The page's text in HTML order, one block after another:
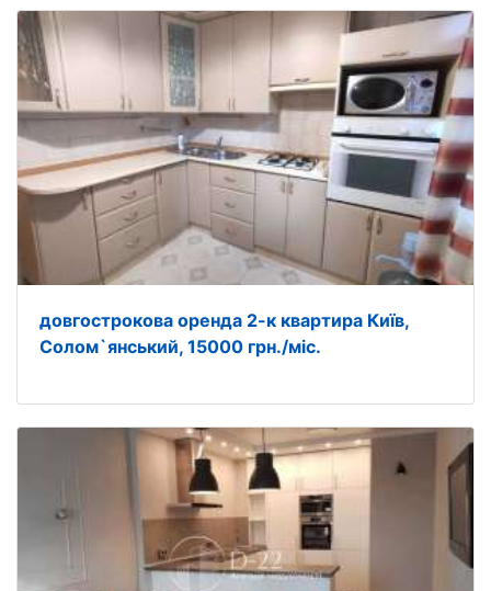
довгострокова оренда 2-к квартира Київ,
Солом`янський, 15000 грн./міс.